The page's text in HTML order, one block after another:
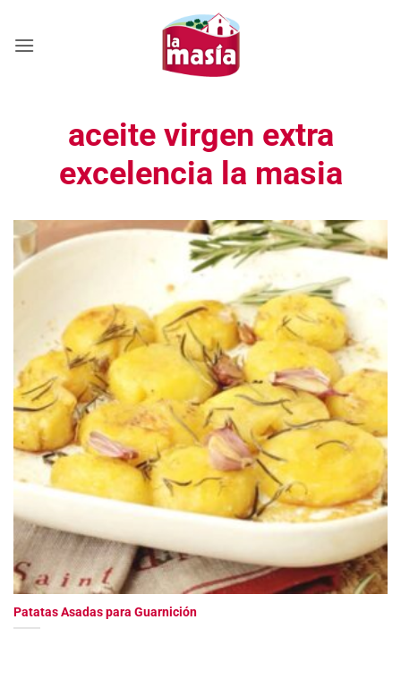
contenido
aceite virgen extra
excelencia la masia
Patatas Asadas para Guarnición